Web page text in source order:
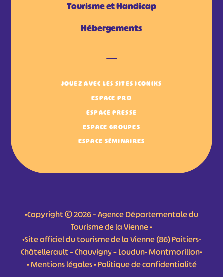
Tourisme et Handicap
Hébergements
JOUEZ AVEC LES SITES ICONIKS
ESPACE PRO
ESPACE PRESSE
ESPACE GROUPES
ESPACE SÉMINAIRES
•Copyright © 2026 – Agence Départementale du
Tourisme de la Vienne •
•Site officiel du tourisme de la Vienne (86) Poitiers-
Châtellerault – Chauvigny – Loudun- Montmorillon•
•Mentions légales•Politique de confidentialité